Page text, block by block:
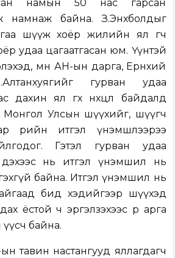
намын 50 нас гарсан
намнаж байна. З.Энхболдыг
шүүж хоёр жилийн ял өгч
удаа цагаатгасан юм. Үүнтэй
мөн АН-ын дарга, Ерөнхий
гурван удаа
дахин ял өгөх нөхцөл байдалд
Монгол Улсын шүүхийг, шүүгч
өөрийн итгэл үнэмшлээрээ
Гэтэл гурван удаа
дэхээс нь итгэл үнэмшил нь
итгэхгүй байна. Итгэл үнэмшил нь
байгаад бид хэдийгээр шүүхэд
ёстой ч эргэлзэхээс өөр арга
үүсч байна.
тавин настангууд яллагдагч